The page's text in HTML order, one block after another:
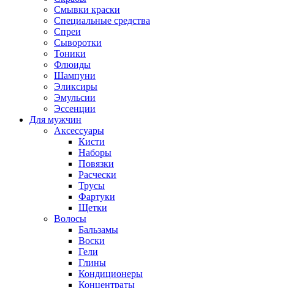
Смывки краски
Специальные средства
Спреи
Сыворотки
Тоники
Флюиды
Шампуни
Эликсиры
Эмульсии
Эссенции
Для мужчин
Аксессуары
Кисти
Наборы
Повязки
Расчески
Трусы
Фартуки
Щетки
Волосы
Бальзамы
Воски
Гели
Глины
Кондиционеры
Концентраты